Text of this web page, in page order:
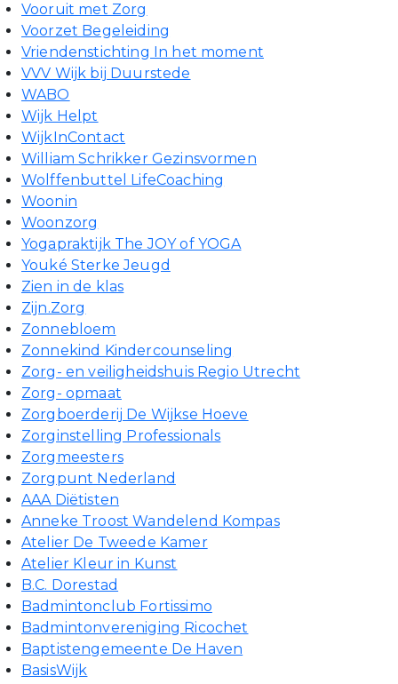
Vooruit met Zorg
Voorzet Begeleiding
Vriendenstichting In het moment
VVV Wijk bij Duurstede
WABO
Wijk Helpt
WijkInContact
William Schrikker Gezinsvormen
Wolffenbuttel LifeCoaching
Woonin
Woonzorg
Yogapraktijk The JOY of YOGA
Youké Sterke Jeugd
Zien in de klas
Zijn.Zorg
Zonnebloem
Zonnekind Kindercounseling
Zorg- en veiligheidshuis Regio Utrecht
Zorg- opmaat
Zorgboerderij De Wijkse Hoeve
Zorginstelling Professionals
Zorgmeesters
Zorgpunt Nederland
AAA Diëtisten
Anneke Troost Wandelend Kompas
Atelier De Tweede Kamer
Atelier Kleur in Kunst
B.C. Dorestad
Badmintonclub Fortissimo
Badmintonvereniging Ricochet
Baptistengemeente De Haven
BasisWijk